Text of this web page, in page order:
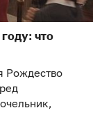
что
Рождество